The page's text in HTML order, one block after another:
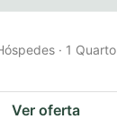
· 1 Quarto
Ver oferta